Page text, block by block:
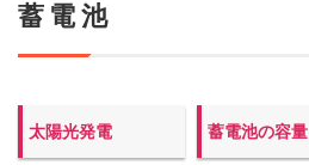
蓄電池
太陽光発電 蓄電池の容量